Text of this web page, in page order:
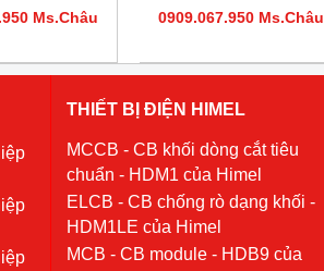
Ms.Châu 0909.067.950 Ms.Châu
THIẾT BỊ ĐIỆN HIMEL
MCCB - CB khối dòng cắt tiêu
chuẩn - HDM1 của Himel
ELCB - CB chống rò dạng khối -
HDM1LE của Himel
MCB - CB module - HDB9 của